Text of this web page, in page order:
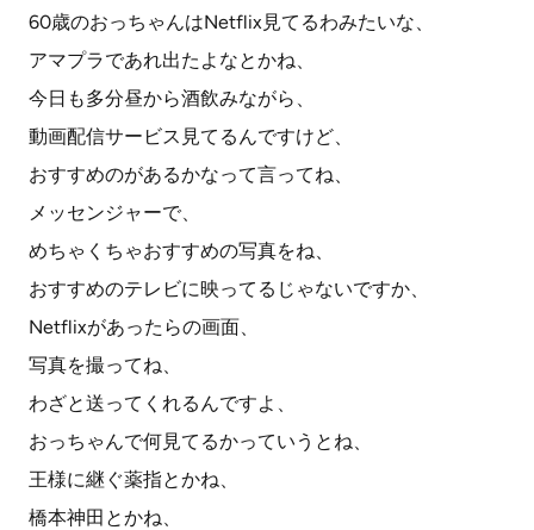
60歳のおっちゃんはNetflix見てるわみたいな、
アマプラであれ出たよなとかね、
今日も多分昼から酒飲みながら、
動画配信サービス見てるんですけど、
おすすめのがあるかなって言ってね、
メッセンジャーで、
めちゃくちゃおすすめの写真をね、
おすすめのテレビに映ってるじゃないですか、
Netflixがあったらの画面、
写真を撮ってね、
わざと送ってくれるんですよ、
おっちゃんで何見てるかっていうとね、
王様に継ぐ薬指とかね、
橋本神田とかね、